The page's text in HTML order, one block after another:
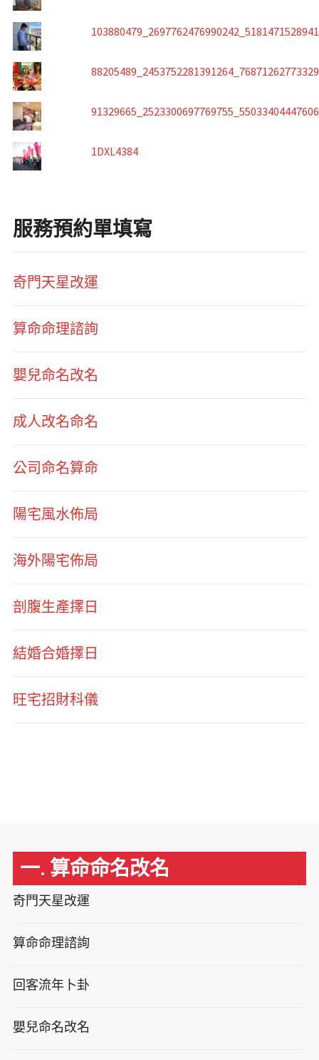
1DXL4384
服務預約單填寫
奇門天星改運
算命命理諮詢
嬰兒命名改名
成人改名命名
公司命名算命
陽宅風水佈局
海外陽宅佈局
剖腹生產擇日
結婚合婚擇日
旺宅招財科儀
一. 算命命名改名
奇門天星改運
算命命理諮詢
回客流年卜卦
嬰兒命名改名